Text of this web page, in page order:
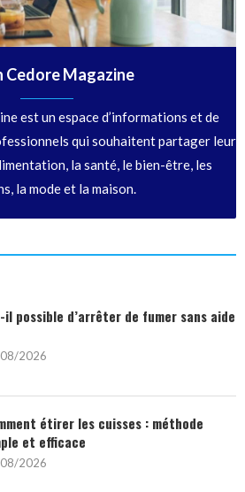
Cedore Magazine
est un espace d’informations et de
qui souhaitent partager leur
la santé, le bien-être, les
la mode et la maison.
il possible d’arrêter de fumer sans aide
2026
étirer les cuisses : méthode
et efficace
2026